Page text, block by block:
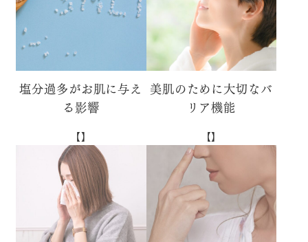
塩分過多がお肌に与え
る影響
【】
美肌のために大切なバ
リア機能
【】